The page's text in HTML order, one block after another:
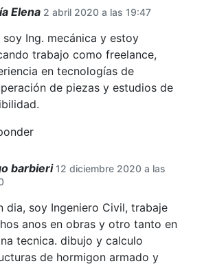
Elena 2 abril 2020 a las 19:47
soy Ing. mecánica y estoy
trabajo como freelance,
en tecnologías de
de piezas y estudios de
barbieri 12 diciembre 2020 a las
dia, soy Ingeniero Civil, trabaje
anos en obras y otro tanto en
tecnica. dibujo y calculo
de hormigon armado y